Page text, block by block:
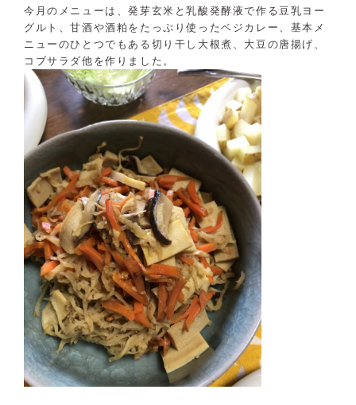
LINE友達登録はこちら
24時間受付（対応時間：9:00〜17:00）
今月のメニューは、発芽玄米と乳酸発酵液で作る豆乳ヨー
グルト、甘酒や酒粕をたっぷり使ったベジカレー、基本メ
ニューのひとつでもある切り干し大根煮、大豆の唐揚げ、